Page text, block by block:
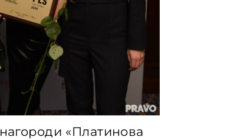
«Платинова